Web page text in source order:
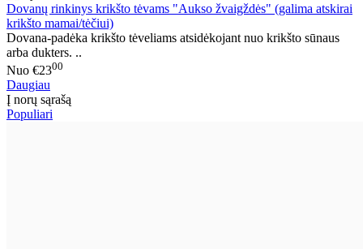
Dovanų rinkinys krikšto tėvams "Aukso žvaigždės" (galima atskirai
krikšto mamai/tėčiui)
Dovana-padėka krikšto tėveliams atsidėkojant nuo krikšto sūnaus
arba dukters. ..
Nuo €2300
Daugiau
Į norų sąrašą
Populiari